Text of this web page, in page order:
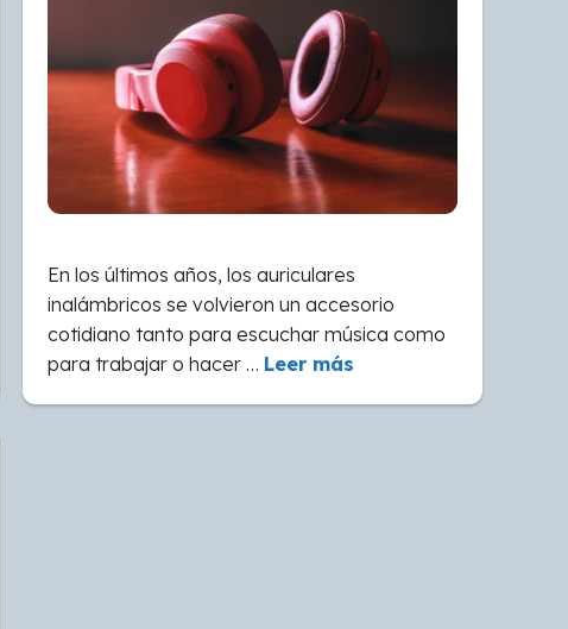
En los últimos años, los auriculares
inalámbricos se volvieron un accesorio
cotidiano tanto para escuchar música como
para trabajar o hacer … Leer más